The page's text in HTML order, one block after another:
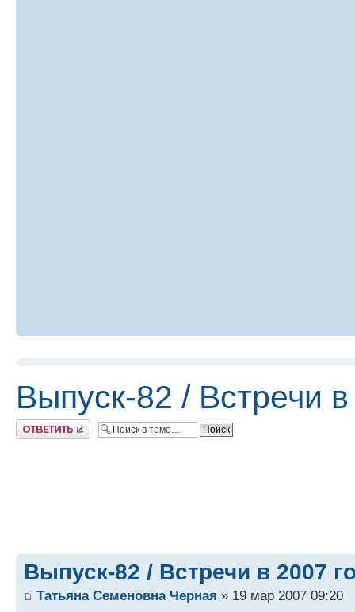
Выпуск-82 / Встречи
Ответить
Выпуск-82 / Встречи в 2007
Татьяна Семеновна Черная » 19 мар 2007 09:20